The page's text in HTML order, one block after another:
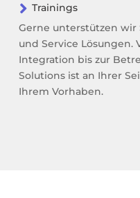
 Trainings
Gerne unterstützen wir
und Service Lösungen.
Integration bis zur
Solutions ist an Ihrer
Ihrem Vorhaben.